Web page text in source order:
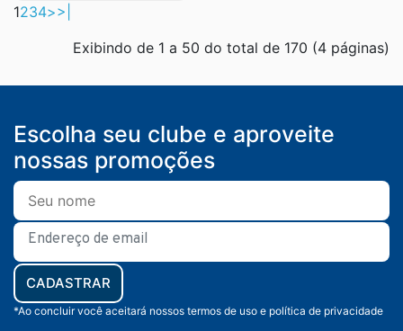
1234>>|
Exibindo de 1 a 50 do total de 170 (4 páginas)
Escolha seu clube e aproveite
nossas promoções
CADASTRAR
*Ao concluir você aceitará nossos termos de uso e política de privacidade